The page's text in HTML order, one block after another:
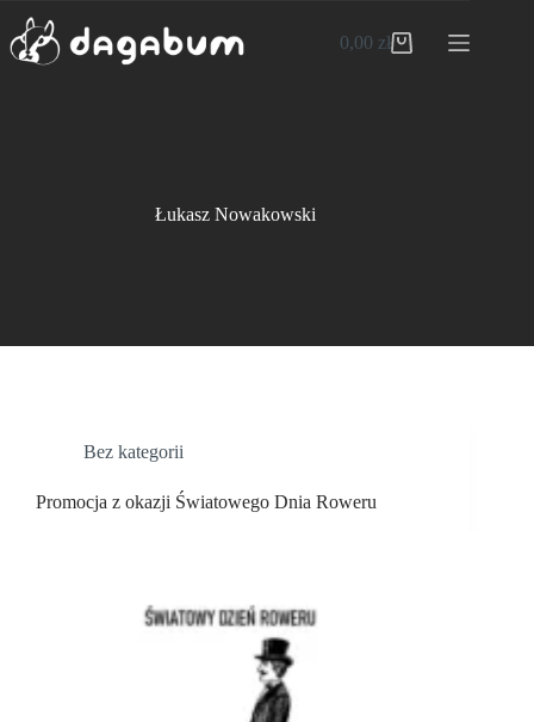
treści
Koszyk
0,00 zł
Łukasz Nowakowski
Bez kategorii
Promocja z okazji Światowego Dnia Roweru